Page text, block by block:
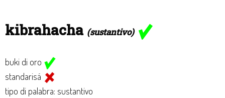
kibrahacha (sustantivo)
buki di oro
standarisá
tipo di palabra: sustantivo